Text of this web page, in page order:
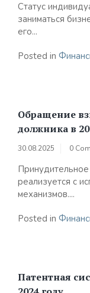
Статус
заниматься
его...
Posted in
Обращение
должника в
30.08.2025 0
реализуется с
механизмов....
Posted in
Патентная